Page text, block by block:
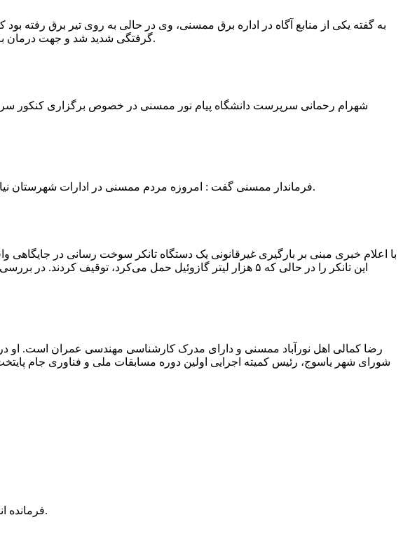
به گفته یکی از منابع آگاه در اداره برق ممسنی، وی در حالی به روی تیر برق رفته
گرفتگی شدید شد و جهت درمان به شیراز انتقال یافت.به گفته این منبع آگاه ؛ متاسفانه هر دو دست این نیروی کار به دلیل سوختگی شدید قطع شده است.
فرماندار ممسنی گفت : امروزه مردم ممسنی در ادارات شهرستان نیاز به کارشناس و خدمتگزار دارند و به اندازه کافی کلانتر در شهرستان وجود دارد پس کارشناسان از کلانتری پرهیز نمایند.
با اعلام خبری مبنی بر بارگیری غیرقانونی یک دستگاه تانکر سوخت رسانی در
این تانکر را در حالی که ۵ هزار لیتر گازوئیل حمل می‌کرد،
رضا کمالی اهل نورآباد ممسنی و دارای مدرک کارشناسی مهندسی عمران است.
شورای شهر یاسوج، رئیس کمیته اجرایی اولین دوره مسابقات ملی و فناوری جام
فرمانده انتظامي "ممسني" از آتش سوزي 200 هكتار از اراضي كشاورزي واقع در اطراف روستاي "فهلیان" آن شهرستان خبر داد.